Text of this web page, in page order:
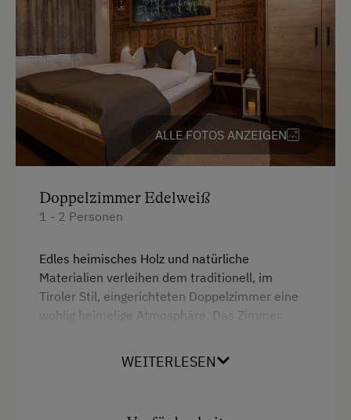
Premium-Fernsehkanäle
Haupthaus
Doppelbett (Kingsize)
ALLE FOTOS ANZEIGEN
Doppelzimmer Edelweiß
1 - 2 Personen
Edles heimisches Holz und natürliche
Materialien verleihen dem traditionell, im
Tiroler Stil, eingerichteten Doppelzimmer eine
wohlig heimelige Atmosphäre. Das Zimmer
WEITERLESEN